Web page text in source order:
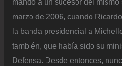
mando a un sucesor del
marzo de 2006, cuando
la banda presidencial a
también, que había sido su
Defensa. Desde entonces,